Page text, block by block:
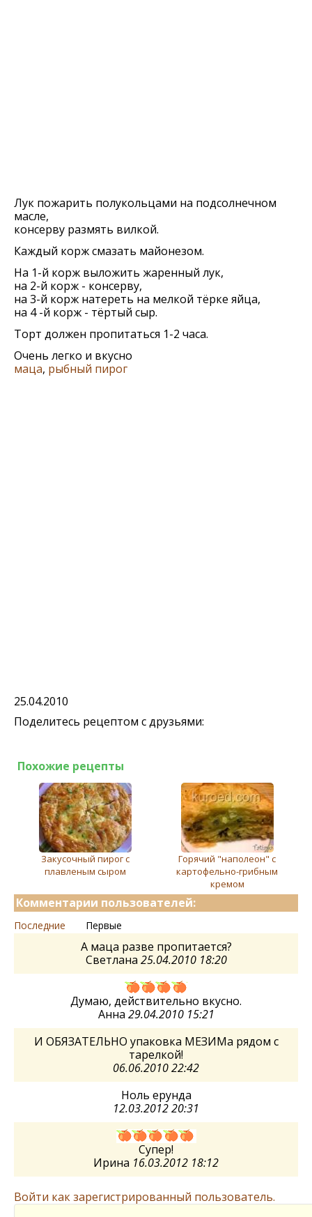
Лук пожарить полукольцами на подсолнечном
масле,
консерву размять вилкой.
Каждый корж смазать майонезом.
На 1-й корж выложить жаренный лук,
на 2-й корж - консерву,
на 3-й корж натереть на мелкой тёрке яйца,
на 4 -й корж - тёртый сыр.
Торт должен пропитаться 1-2 часа.
Очень легко и вкусно
маца, рыбный пирог
25.04.2010
Поделитесь рецептом с друзьями:
Похожие рецепты
Закусочный пирог с
плавленым сыром
Горячий "наполеон" с
картофельно-грибным
кремом
Комментарии пользователей:
Последние Первые
А маца разве пропитается?
Светлана 25.04.2010 18:20
Думаю, действительно вкусно.
Анна 29.04.2010 15:21
И ОБЯЗАТЕЛЬНО упаковка МЕЗИМа рядом с
тарелкой!
06.06.2010 22:42
Ноль ерунда
12.03.2012 20:31
Супер!
Ирина 16.03.2012 18:12
Войти как зарегистрированный пользователь.